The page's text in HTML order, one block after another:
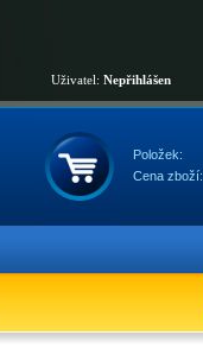
Uživatel: Nepřihlášen
Položek:
Cena zboží: